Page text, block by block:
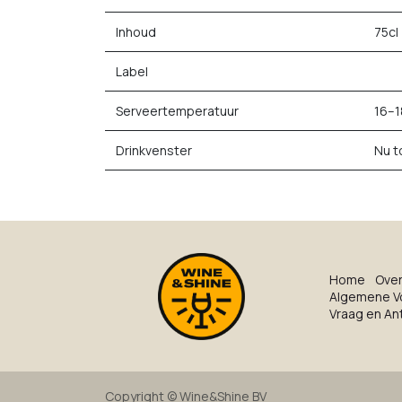
Inhoud 75cl
Label
Serveertemperatuur
Drinkvenster Nu
Ho​me
Algemene
Vraag en
Copyright ©Wine&Shine BV